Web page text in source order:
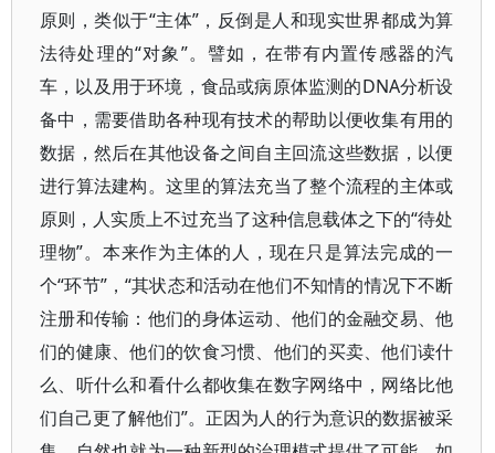
原则，类似于“主体”，反倒是人和现实世界都成为算
法待处理的“对象”。譬如，在带有内置传感器的汽
车，以及用于环境，食品或病原体监测的DNA分析设
备中，需要借助各种现有技术的帮助以便收集有用的
数据，然后在其他设备之间自主回流这些数据，以便
进行算法建构。这里的算法充当了整个流程的主体或
原则，人实质上不过充当了这种信息载体之下的“待处
理物”。本来作为主体的人，现在只是算法完成的一
个“环节”，“其状态和活动在他们不知情的情况下不断
注册和传输：他们的身体运动、他们的金融交易、他
们的健康、他们的饮食习惯、他们的买卖、他们读什
么、听什么和看什么都收集在数字网络中，网络比他
们自己更了解他们”。正因为人的行为意识的数据被采